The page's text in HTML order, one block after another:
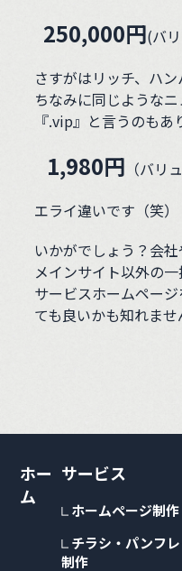
250,000円(バ
さすがはリッチ、ハン
ちなみに同じような
『.vip』と言うのもあ
1,980円 （バリ
エライ違いです（笑）
いかがでしょう？会
メインサイト以外の
サービスホームペー
ても良いかも知れませ
ホー
ム
サービス
ホームページ制作
チラシ・パンフ
制作